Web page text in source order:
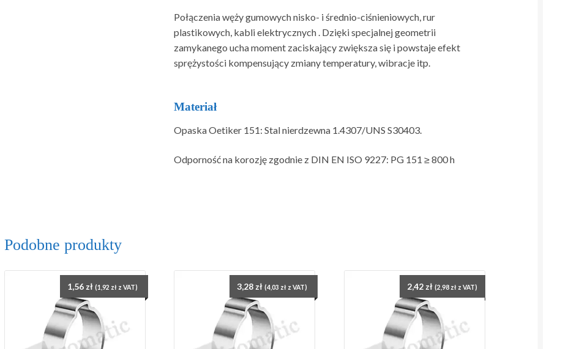
Połączenia węży gumowych nisko- i średnio-ciśnieniowych, rur
plastikowych, kabli elektrycznych . Dzięki specjalnej geometrii
zamykanego ucha moment zaciskający zwiększa się i powstaje efekt
sprężystości kompensujący zmiany temperatury, wibracje itp.
Materiał
Opaska Oetiker 151: Stal nierdzewna 1.4307/UNS S30403.
Odporność na korozję zgodnie z DIN EN ISO 9227: PG 151 ≥ 800 h
Podobne produkty
1,56 zł (1,92 złz VAT) 3,28 zł (4,03 zł z VAT) 2,42 zł (2,98 złz VAT)